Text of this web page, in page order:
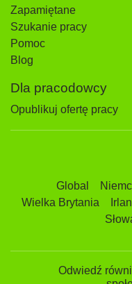
Zapamiętane
Szukanie pracy
Pomoc
Blog
Dla pracodowcy
Opublikuj ofertę pracy
Global
Wielka Brytania
Odwiedź